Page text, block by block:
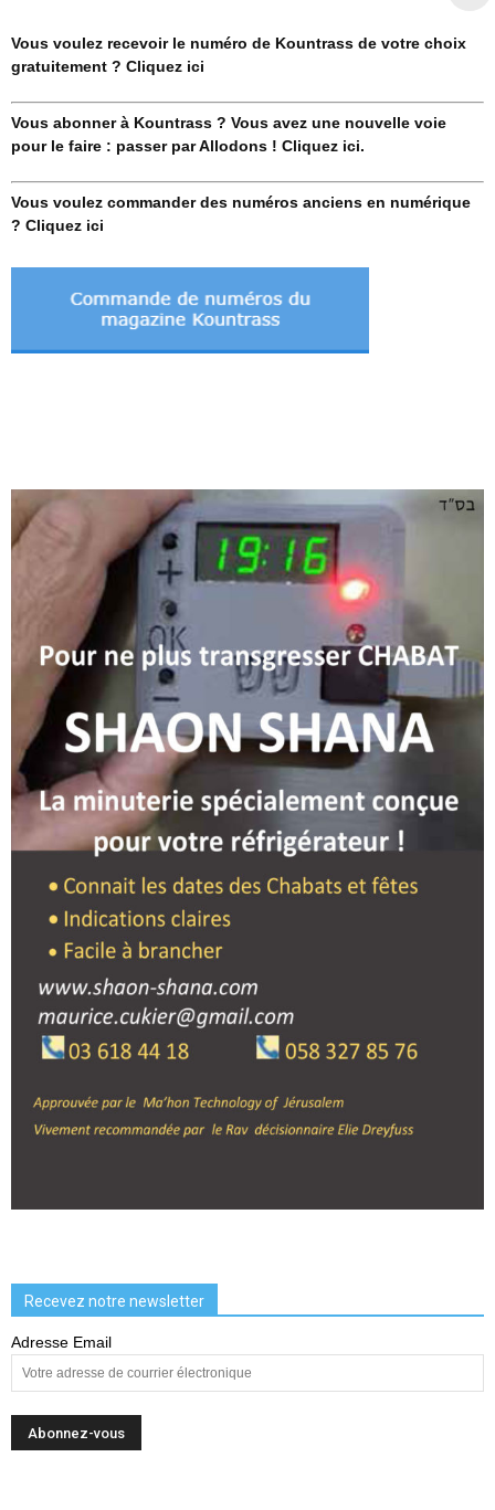
Vous voulez recevoir le numéro de Kountrass de votre choix
gratuitement ? Cliquez ici
Vous abonner à Kountrass ? Vous avez une nouvelle voie
pour le faire : passer par Allodons ! Cliquez ici.
Vous voulez commander des numéros anciens en numérique
? Cliquez ici
Recevez notre newsletter
Adresse Email